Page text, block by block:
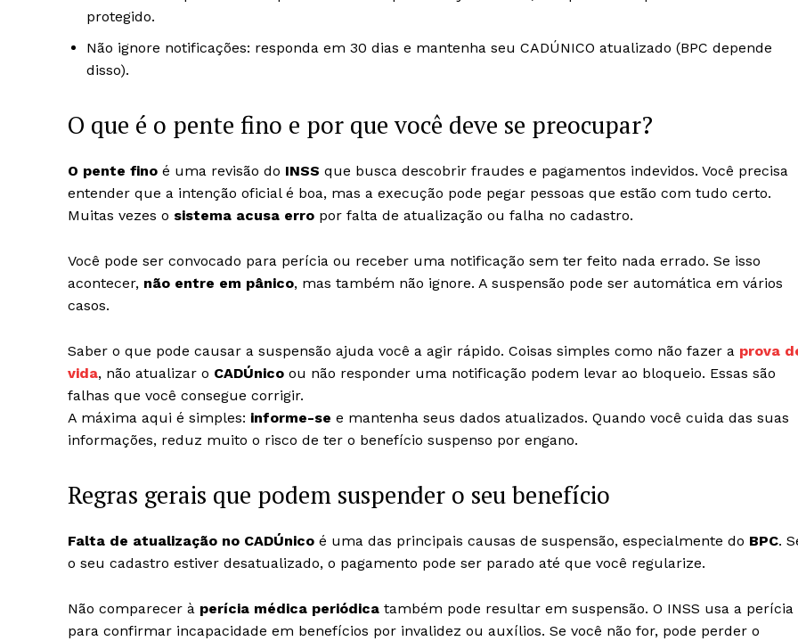
protegido.
Não ignore notificações: responda em 30 dias e mantenha seu CADÚNICO atualizado (BPC depende
disso).
O que é o pente fino e por que você deve se preocupar?
O pente fino é uma revisão do INSS que busca descobrir fraudes e pagamentos indevidos. Você precisa
entender que a intenção oficial é boa, mas a execução pode pegar pessoas que estão com tudo certo.
Muitas vezes o sistema acusa erro por falta de atualização ou falha no cadastro.
Você pode ser convocado para perícia ou receber uma notificação sem ter feito nada errado. Se isso
acontecer, não entre em pânico, mas também não ignore. A suspensão pode ser automática em vários
casos.
Saber o que pode causar a suspensão ajuda você a agir rápido. Coisas simples como não fazer a prova
vida, não atualizar o CADÚnico ou não responder uma notificação podem levar ao bloqueio. Essas são
falhas que você consegue corrigir.
A máxima aqui é simples: informe-se e mantenha seus dados atualizados. Quando você cuida das suas
informações, reduz muito o risco de ter o benefício suspenso por engano.
Regras gerais que podem suspender o seu benefício
Falta de atualização no CADÚnico é uma das principais causas de suspensão, especialmente do BPC.
o seu cadastro estiver desatualizado, o pagamento pode ser parado até que você regularize.
Não comparecer à perícia médica periódica também pode resultar em suspensão. O INSS usa a perícia
para confirmar incapacidade em benefícios por invalidez ou auxílios. Se você não for, pode perder o